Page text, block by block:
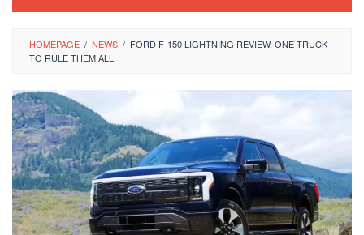
HOMEPAGE / NEWS / FORD F-150 LIGHTNING REVIEW: ONE TRUCK
TO RULE THEM ALL